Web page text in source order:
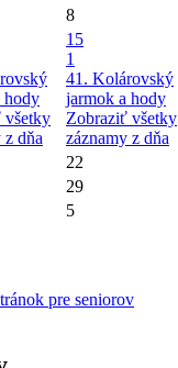
8
hody
všetky
z dňa
15
1
41. Kolárovský
jarmok a hody
Zobraziť všetky
záznamy z dňa
22
29
5
pre seniorov